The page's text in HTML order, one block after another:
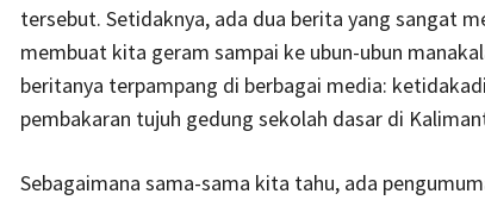
tersebut. Setidaknya, ada dua berita yang sangat
membuat kita geram sampai ke ubun-ubun
beritanya terpampang di berbagai media:
pembakaran tujuh gedung sekolah dasar di
Sebagaimana sama-sama kita tahu, ada